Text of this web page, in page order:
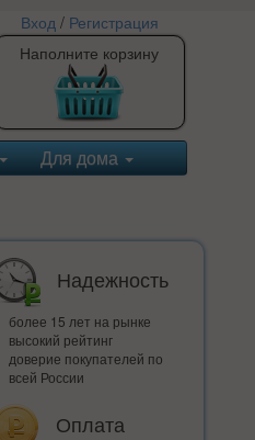
Вход/ Регистрация
Наполните корзину
Для дома
Надежность
более 15 лет на рынке
высокий рейтинг
доверие покупателей по
всей России
Оплата